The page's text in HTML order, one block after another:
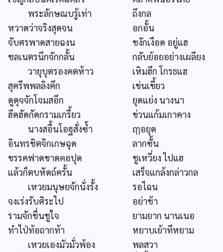
พระลักษณบรู้เท่า
ถึงกล
หวาดว่าจริงสุดจน
อกอั้น
จับศรพาดสายฉงน
ชงักเงือด อยู่แฮ
ชลเนตรนึกจักกลั้น
กลับย้อยอย่างเผลียง
วายุบุตรองคตห้าว
เหิมฮึก โกรธแฮ
สุครีพพลลิงคึก
เข่นเขี้ยว
ดูดุจจักโจมสอึก
ยุดแย่ง นางนา
ฮึดฮัดกัดกรามเกรี้ยว
ข่วนแก้มเกาคาง
นางสอื้นโอฐสั่งซ้ำ
ฤๅอยุด
อินทรชิตจิกเกษฉุด
ลากซั้น
ขรรคฟาดขาดฅอปุด
ชูเหวี่ยง ไปแฮ
แล้วก็ตบหัดถ์ครั้น
เสร็จแกล้งกล่าวกล
เหวยมนุษยจักนั่งรั้ง
รอไฉน
จงเร่งรับศิระไป
อย่าช้า
รามจักชื่นชูใจ
ยามยาก นานเนอ
ทำไป่ท้อถากท้า
หยาบเย้าทีหยาม
เหวยเองมัวมั่วพ้อง
พลสวา